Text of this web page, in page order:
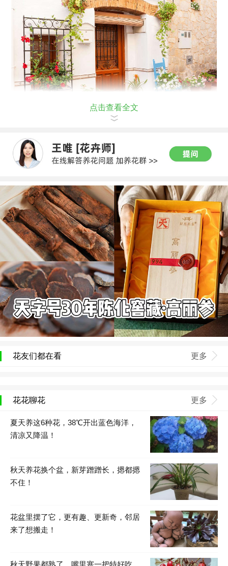
点击查看全文
花友们都在看 更多
花花聊花 更多
夏天养这6种花，38℃开出蓝色海洋，
清凉又降温！
秋天养花换个盆，新芽蹭蹭长，摁都摁
不住！
花盆里摆了它，更有趣、更新奇，邻居
来了想搬走！
秋天野果都熟了，嘴里塞一把特好吃，